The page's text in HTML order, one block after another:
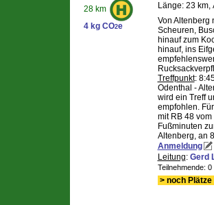
28 km
4 kg CO2e
Länge: 23 km,
Von Altenberg
Scheuren,
hinauf zum
hinauf, ins
Treffpunkt:
Odenthal -
wird ein Treff
empfohlen.
mit RB 48
Fußminuten
Altenberg, an
Anmeldung
Leitung: Gerd
Teilnehmende:
> noch